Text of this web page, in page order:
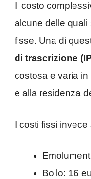
Il costo
alcune delle quali
fisse. Una di
di trascrizione
costosa e varia in
e alla residenza
I costi fissi invece
Bollo: 16